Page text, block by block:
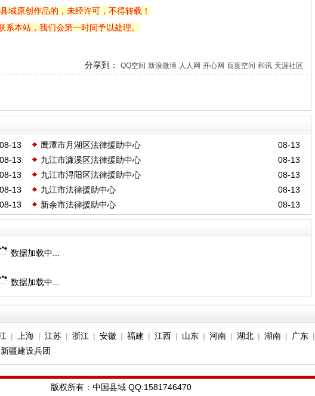
域原创作品的，未经许可，不得转载！
本站，我们会第一时间予以处理。
分享到： QQ空间 新浪微博 人人网 开心网 百度空间 和讯 天涯社区
08-13 08-13
鹰潭市月湖区法律援助中心
08-13
08-13
九江市濂溪区法律援助中心
08-13
08-13
九江市浔阳区法律援助中心
08-13
08-13
九江市法律援助中心
08-13
08-13
新余市法律援助中心
数据加载中...
数据加载中...
| 上海| 江苏| 浙江 | 安徽| 福建 | 江西| 山东| 河南| 湖北| 湖南| 广东|
新疆建设兵团
版权所有：中国县域 QQ:1581746470